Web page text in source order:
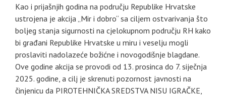
Kao i prijašnjih godina na području Republike Hrvatske
ustrojena je akcija „Mir i dobro“ sa ciljem ostvarivanja što
boljeg stanja sigurnosti na cjelokupnom području RH kako
bi građani Republike Hrvatske u miru i veselju mogli
proslaviti nadolazeće božićne i novogodišnje blagdane.
Ove godine akcija se provodi od 13. prosinca do 7. siječnja
2025. godine, a cilj je skrenuti pozornost javnosti na
činjenicu da PIROTEHNIČKA SREDSTVA NISU IGRAČKE,